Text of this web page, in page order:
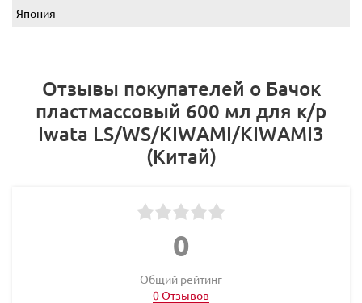
Япония
Отзывы покупателей о Бачок
пластмассовый 600 мл для к/р
Iwata LS/WS/KIWAMI/KIWAMI3
(Китай)
0
Общий рейтинг
0 Отзывов